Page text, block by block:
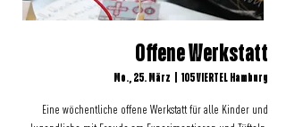
Offene Werkstatt
Mo., 25. März 105 VIERTEL Hamburg
Eine wöchentliche offene Werkstatt für alle Kinder und